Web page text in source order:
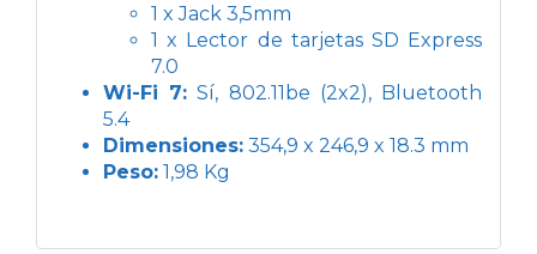
1 x Jack 3,5mm
1 x Lector de tarjetas SD Express
7.0
Wi-Fi 7: Sí, 802.11be (2x2), Bluetooth
5.4
Dimensiones: 354,9 x 246,9 x 18.3 mm
Peso: 1,98 Kg